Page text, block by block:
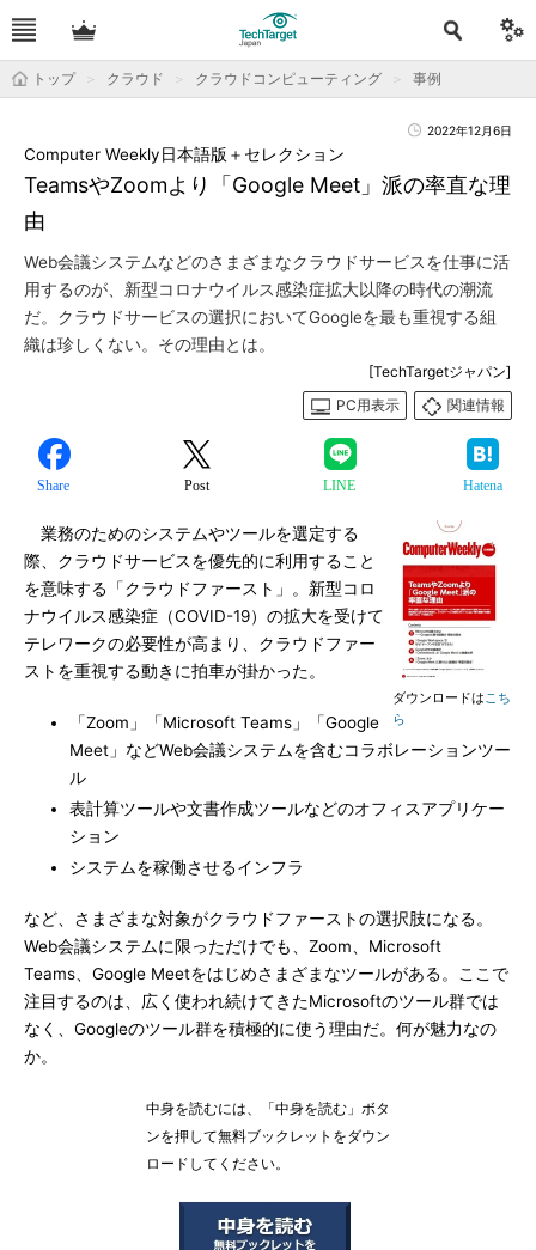
トップ クラウド クラウドコンピューティング 事例
2022年12月6日
TeamsやZoomより「Google Meet」派の率直な理
由
Computer Weekly日本語版＋セレクション
Web会議システムなどのさまざまなクラウドサービスを仕事に活
用するのが、新型コロナウイルス感染症拡大以降の時代の潮流
だ。クラウドサービスの選択においてGoogleを最も重視する組
織は珍しくない。その理由とは。
[TechTargetジャパン]
PC用表示
関連情報
Share Post LINE Hatena
ダウンロードはこち
ら
業務のためのシステムやツールを選定する
際、クラウドサービスを優先的に利用すること
を意味する「クラウドファースト」。新型コロ
ナウイルス感染症（COVID-19）の拡大を受けて
テレワークの必要性が高まり、クラウドファー
ストを重視する動きに拍車が掛かった。
「Zoom」「Microsoft Teams」「Google
Meet」などWeb会議システムを含むコラボレーションツー
ル
表計算ツールや文書作成ツールなどのオフィスアプリケー
ション
システムを稼働させるインフラ
など、さまざまな対象がクラウドファーストの選択肢になる。
Web会議システムに限っただけでも、Zoom、Microsoft
Teams、Google Meetをはじめさまざまなツールがある。ここで
注目するのは、広く使われ続けてきたMicrosoftのツール群では
なく、Googleのツール群を積極的に使う理由だ。何が魅力なの
か。
中身を読むには、「中身を読む」ボタ
ンを押して無料ブックレットをダウン
ロードしてください。